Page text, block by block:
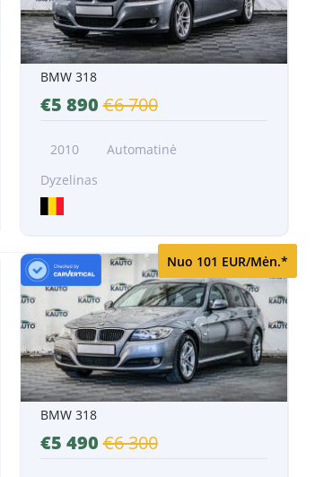
BMW 318
€5 890€6 700
2010
Automatinė
Dyzelinas
Nuo 101 EUR/Mėn.*
BMW 318
€5 490€6 300